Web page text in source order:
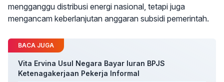
mengganggu distribusi energi nasional, tetapi juga
mengancam keberlanjutan anggaran subsidi pemerintah.
BACA JUGA
Vita Ervina Usul Negara Bayar Iuran BPJS
Ketenagakerjaan Pekerja Informal